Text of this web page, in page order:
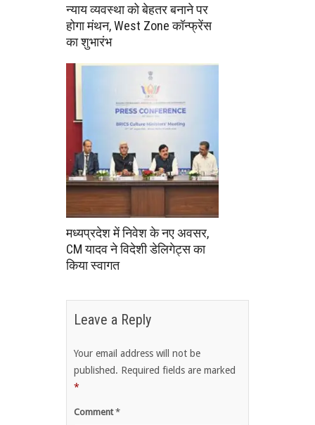
न्याय व्यवस्था को बेहतर बनाने पर
होगा मंथन, West Zone कॉन्फ्रेंस
का शुभारंभ
मध्यप्रदेश में निवेश के नए अवसर,
CM यादव ने विदेशी डेलिगेट्स का
किया स्वागत
Leave a Reply
Your email address will not be
published. Required fields are marked
*
Comment*